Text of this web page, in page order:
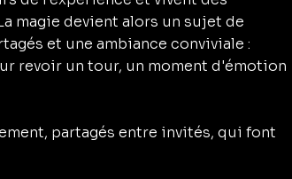
magie devient alors un sujet de
et une ambiance conviviale :
revoir un tour, un moment d'émotion
partagés entre invités, qui font